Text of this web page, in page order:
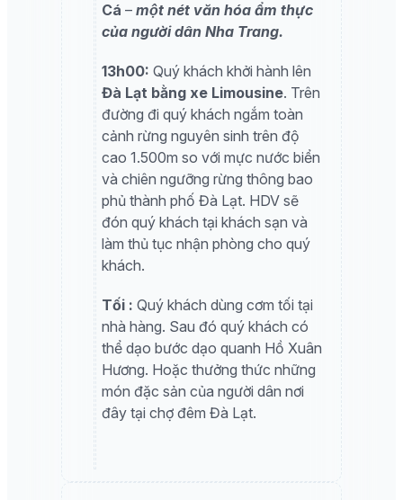
Cá – một nét văn hóa ẩm thực
của người dân Nha Trang.
13h00: Quý khách khởi hành lên
Đà Lạt bằng xe Limousine. Trên
đường đi quý khách ngắm toàn
cảnh rừng nguyên sinh trên độ
cao 1.500m so với mực nước biển
và chiên ngưỡng rừng thông bao
phủ thành phố Đà Lạt. HDV sẽ
đón quý khách tại khách sạn và
làm thủ tục nhận phòng cho quý
khách.
Tối : Quý khách dùng cơm tối tại
nhà hàng. Sau đó quý khách có
thể dạo bước dạo quanh Hồ Xuân
Hương. Hoặc thưởng thức những
món đặc sản của người dân nơi
đây tại chợ đêm Đà Lạt.